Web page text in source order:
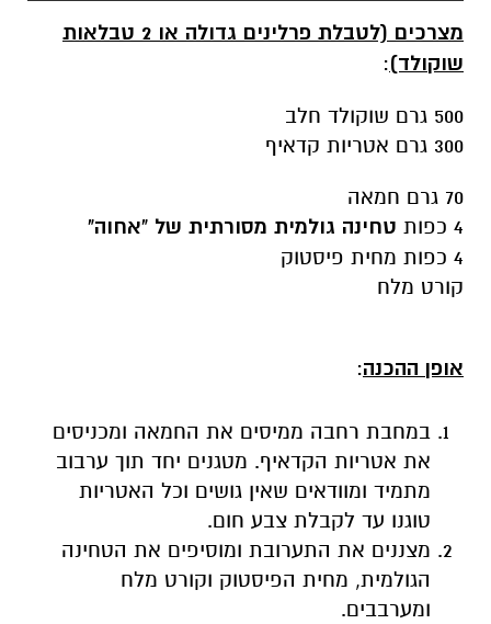
מצרכים (לטבלת פרלינים גדולה או 2 טבלאות
שוקולד):
500 גרם שוקולד חלב
300 גרם אטריות קדאיף
70 גרם חמאה
4 כפות
טחינה גולמית מסורתית של "אחוה"
4 כפות מחית פיסטוק
קורט מלח
אופן ההכנה:
במחבת רחבה ממיסים את החמאה ומכניסים
את אטריות הקדאיף. מטגנים יחד תוך ערבוב
מתמיד ומוודאים שאין גושים וכל האטריות
טוגנו עד לקבלת צבע חום.
מצננים את התערובת ומוסיפים את הטחינה
הגולמית, מחית הפיסטוק וקורט מלח
ומערבבים.